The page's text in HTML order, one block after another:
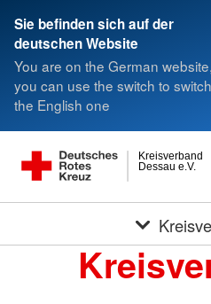
Sie befinden sich auf der
deutschen Website
You are on the German website,
you can use the switch to
the English one
Dessau e.V.
Kreisverband